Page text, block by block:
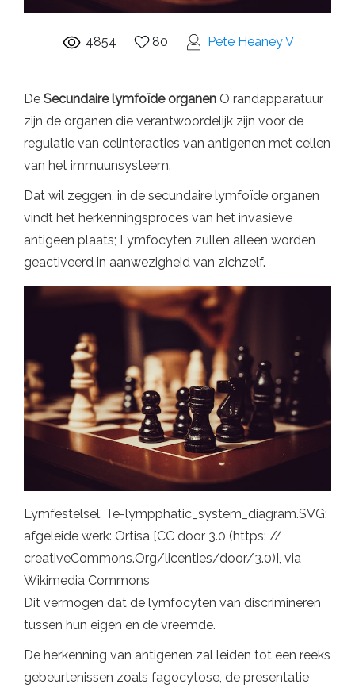
4854 80 Pete Heaney V
De Secundaire lymfoïde organen O randapparatuur
zijn de organen die verantwoordelijk zijn voor de
regulatie van celinteracties van antigenen met cellen
van het immuunsysteem.
Dat wil zeggen, in de secundaire lymfoïde organen
vindt het herkenningsproces van het invasieve
antigeen plaats; Lymfocyten zullen alleen worden
geactiveerd in aanwezigheid van zichzelf.
Lymfestelsel. Te-lympphatic_system_diagram.SVG:
afgeleide werk: Ortisa [CC door 3.0 (https: //
creativeCommons.Org/licenties/door/3.0)], via
Wikimedia Commons
Dit vermogen dat de lymfocyten van discrimineren
tussen hun eigen en de vreemde.
De herkenning van antigenen zal leiden tot een reeks
gebeurtenissen zoals fagocytose, de presentatie